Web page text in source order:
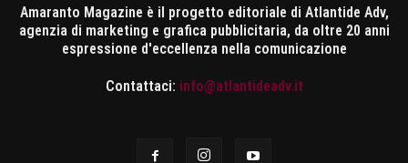
Amaranto Magazine è il progetto editoriale di Atlantide Adv,
agenzia di marketing e grafica pubblicitaria, da oltre 20 anni
espressione d'eccellenza nella comunicazione
Contattaci: info@atlantideadv.it